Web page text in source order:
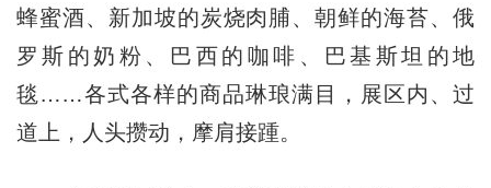
蜂蜜酒、新加坡的炭烧肉脯、朝鲜的海苔、俄
罗斯的奶粉、巴西的咖啡、巴基斯坦的地
毯……各式各样的商品琳琅满目，展区内、过
道上，人头攒动，摩肩接踵。